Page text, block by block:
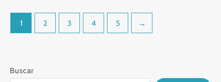
Buscar
1 2 3 4 5 →